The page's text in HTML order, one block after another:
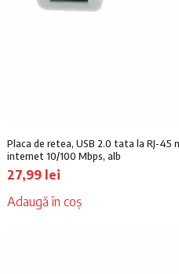
Placa de retea, USB 2.0 tata la RJ-45
internet 10/100 Mbps, alb
27,99 lei
Adaugă în coș